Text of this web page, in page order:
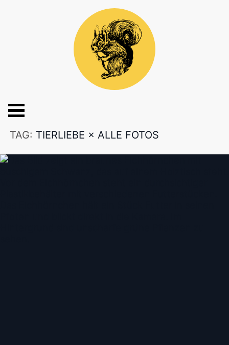
TAG: TIERLIEBE × ALLE FOTOS